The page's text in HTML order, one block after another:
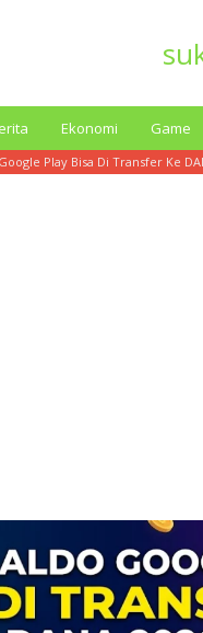
Ekonomi Game
Play Bisa Di Transfer Ke